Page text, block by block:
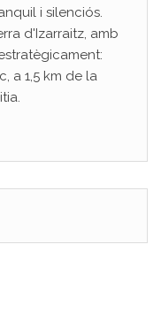
i silenciós.
d'Izarraitz, amb
a 1,5 km de la